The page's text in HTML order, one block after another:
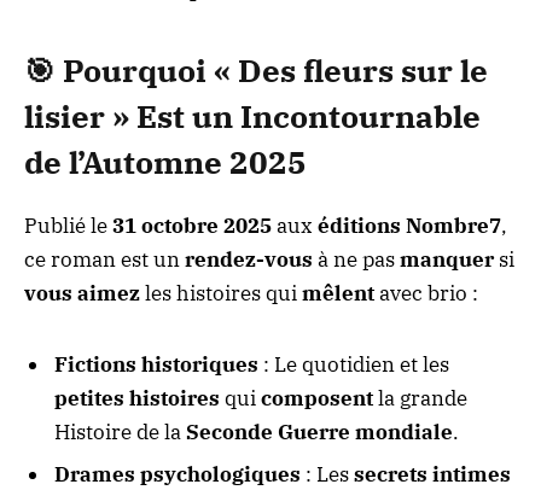
🎯 Pourquoi « Des fleurs sur le
lisier » Est un Incontournable
de l’Automne 2025
Publié le31 octobre 2025aux éditions Nombre7,
ce roman est unrendez-vous à ne pasmanquersi
vous aimezles histoires quimêlentavec brio :
Fictions historiques : Le quotidien et les
petites histoires quicomposentla grande
Histoire de laSeconde Guerre mondiale.
Drames psychologiques : Lessecrets intimes